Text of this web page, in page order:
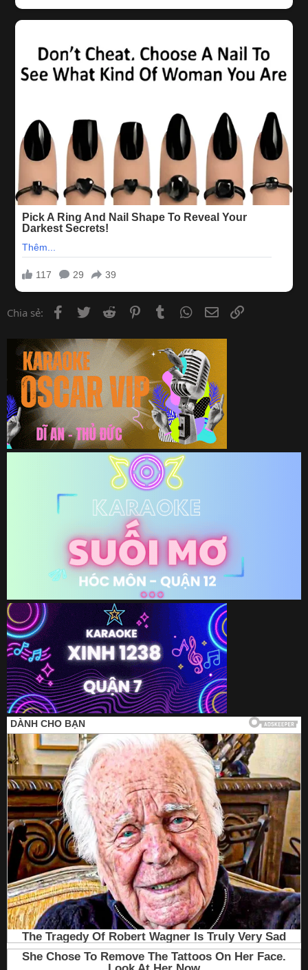
Chia sẻ: Facebook
Twitter Reddit PinterestTumblr WhatsApp
Email